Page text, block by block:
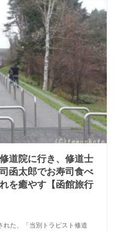
道院に行き、修道士
函太郎でお寿司食べ
を癒やす【函館旅行
れた、「当別トラピスト修道